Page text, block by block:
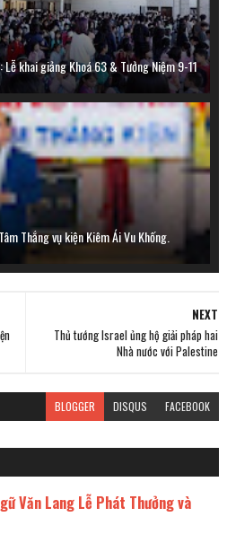
Lễ khai giảng Khoá 63 & Tưởng Niệm 9-11
Thắng vụ kiện Kiêm Ái Vu Khống.
NEXT
Thủ tướng Israel ủng hộ giải pháp hai
Nhà nước với Palestine
BLOGGER DISQUS FACEBOOK
Văn Lang Lễ Phát Thưởng và